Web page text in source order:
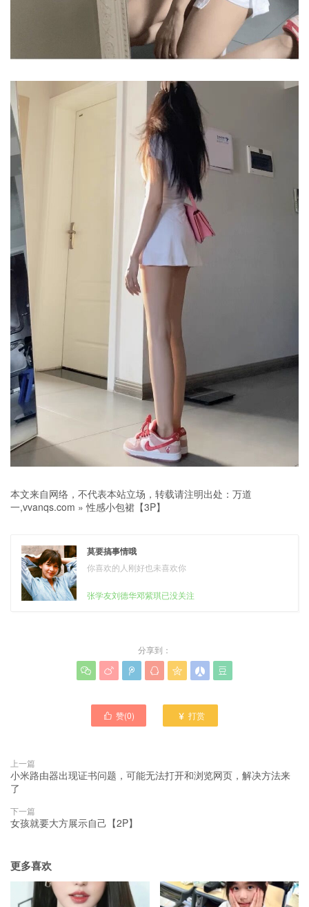
本文来自网络，不代表本站立场，转载请注明出处： 万道
一,vvanqs.com »性感小包裙【3P】
莫要搞事情哦
你喜欢的人刚好也未喜欢你
张学友刘德华邓紫琪已没关注
分享到：
      
 赞(0)  打赏
上一篇
小米路由器出现证书问题，可能无法打开和浏览网页，解决方法来
了
下一篇
女孩就要大方展示自己【2P】
更多喜欢